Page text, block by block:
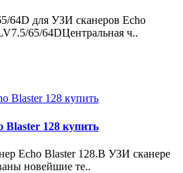
64D для УЗИ сканеров Echo
65/64DЦентральная ч..
Blaster 128 купить
Echo Blaster 128.В УЗИ сканере
новейшие те..